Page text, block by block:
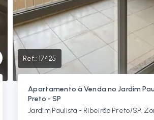
Ref.: 17425
Apartamento à Venda no Jardim
Preto - SP
Jardim Paulista - Ribeirão Preto/SP,